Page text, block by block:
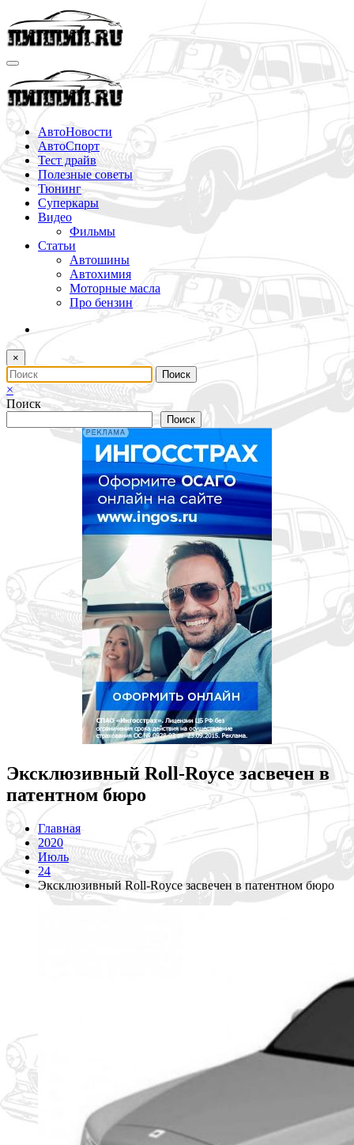
Перейти
к
содержимому
АвтоНовости
АвтоСпорт
Тест драйв
Полезные советы
Тюнинг
Суперкары
Видео
Фильмы
Статьи
Автошины
Автохимия
Моторные масла
Про бензин
×
×
Поиск
Поиск
Эксклюзивный Roll-Royce засвечен в
патентном бюро
Главная
2020
Июль
24
Эксклюзивный Roll-Royce засвечен в патентном бюро